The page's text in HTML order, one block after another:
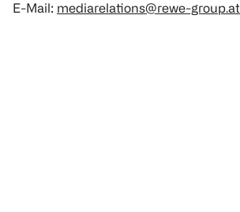
E-Mail: mediarelations@rewe-group.at